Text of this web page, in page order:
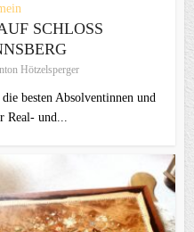
SCHLOSS
Hötzelsperger
besten Absolventinnen und
Real- und...